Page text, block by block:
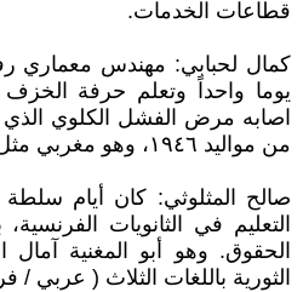
قطاعات الخدمات.
كمال لحبابي: مهندس معماري
يوما واحداً وتعلم حرفة
اصابه مرض الفشل الكلوي الذي
من مواليد ١٩٤٦، وهو مغربي مثل حكيمة.
صالح المثلوثي: كان أيام
التعليم في الثانويات
الحقوق. وهو أبو المغنية آمال
الثورية باللغات الثلاث ( عربي